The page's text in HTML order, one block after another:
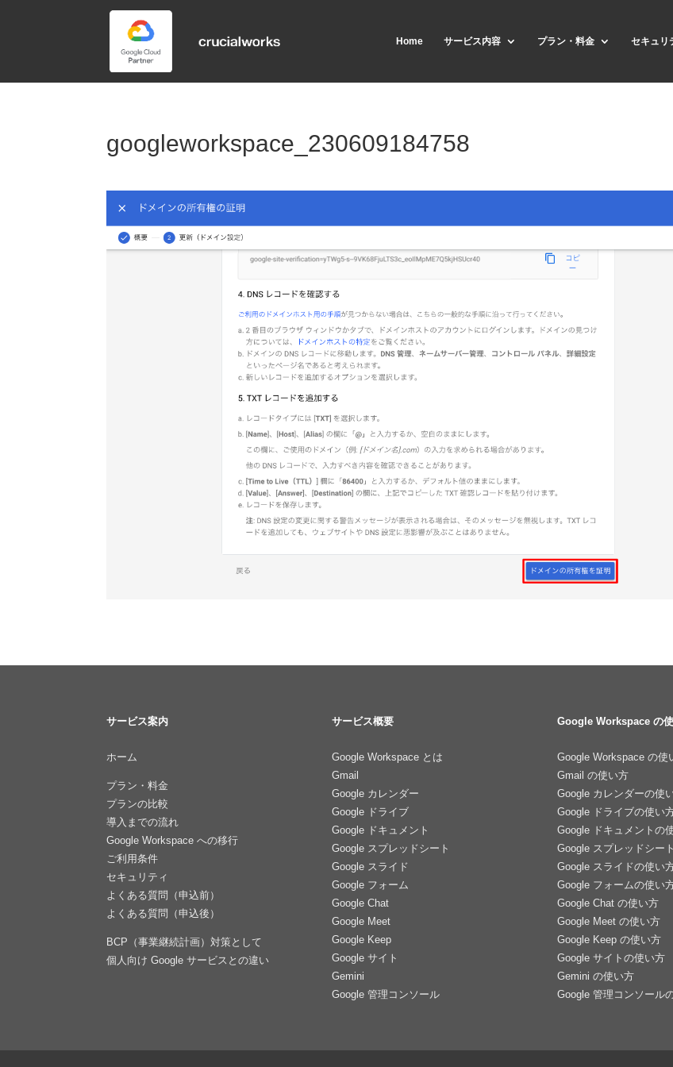
Home サービス内容 プラン・料金 セキュリ
googleworkspace_230609184758
サービス案内
ホーム
プラン・料金
プランの比較
導入までの流れ
Google Workspace への移行
ご利用条件
セキュリティ
よくある質問（申込前）
よくある質問（申込後）
BCP（事業継続計画）対策として
個人向け Google サービスとの違い
サービス概要
Google Workspace とは
Gmail
Google カレンダー
Google ドライブ
Google ドキュメント
Google スプレッドシート
Google スライド
Google フォーム
Google Chat
Google Meet
Google Keep
Google サイト
Gemini
Google 管理コンソール
Google Workspace の
Google Workspace の使
Gmail の使い方
Google カレンダーの使
Google ドライブの使い
Google ドキュメントの
Google スプレッドシー
Google スライドの使い
Google フォームの使い
Google Chat の使い方
Google Meet の使い方
Google Keep の使い方
Google サイトの使い方
Gemini の使い方
Google 管理コンソール